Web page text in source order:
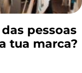
pessoas
tua marca?